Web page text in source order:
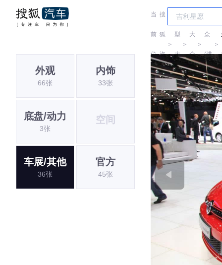
当
前
位
置:
搜
狐
汽
车
＞
车
型
大
全
＞
大
众
＞
众
(进
口)
＞
外观
66张
内饰
33张
底盘/动力
3张
空间
车展/其他
36张
官方
45张